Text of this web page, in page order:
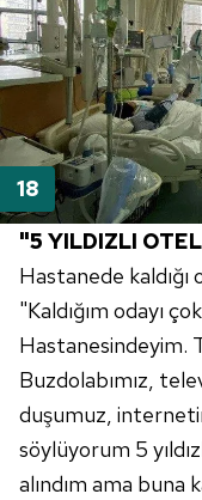
"5 YILDIZLI
Hastanede
"Kaldığım odayı
Hastanesindeyim.
Buzdolabımız,
duşumuz,
söylüyorum 5
alındım ama